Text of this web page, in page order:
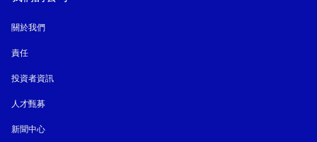
關於我們
責任
投資者資訊
人才甄募
新聞中心